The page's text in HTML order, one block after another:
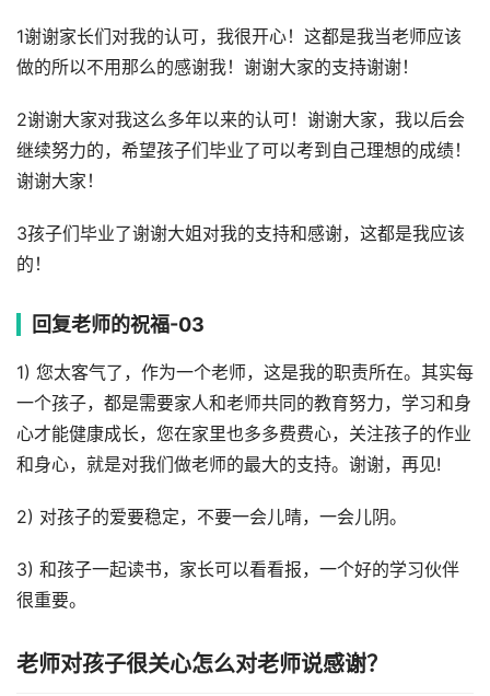
1谢谢家长们对我的认可，我很开心！这都是我当老师应该
做的所以不用那么的感谢我！谢谢大家的支持谢谢！
2谢谢大家对我这么多年以来的认可！谢谢大家，我以后会
继续努力的，希望孩子们毕业了可以考到自己理想的成绩！
谢谢大家！
3孩子们毕业了谢谢大姐对我的支持和感谢，这都是我应该
的！
回复老师的祝福-03
1) 您太客气了，作为一个老师，这是我的职责所在。其实每
一个孩子，都是需要家人和老师共同的教育努力，学习和身
心才能健康成长，您在家里也多多费费心，关注孩子的作业
和身心，就是对我们做老师的最大的支持。谢谢，再见!
2) 对孩子的爱要稳定，不要一会儿晴，一会儿阴。
3) 和孩子一起读书，家长可以看看报，一个好的学习伙伴
很重要。
老师对孩子很关心怎么对老师说感谢？